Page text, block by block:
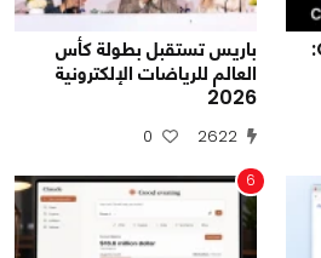
OpenAI تطلق GPT-Live:
باريس تستقبل بطولة كأس
العالم للرياضات الإلكترونية
2026
2622
0
6